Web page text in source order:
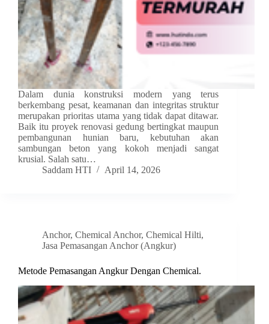
Dalam dunia konstruksi modern yang terus
berkembang pesat, keamanan dan integritas struktur
merupakan prioritas utama yang tidak dapat ditawar.
Baik itu proyek renovasi gedung bertingkat maupun
pembangunan hunian baru, kebutuhan akan
sambungan beton yang kokoh menjadi sangat
krusial. Salah satu…
Saddam HTI
April 14, 2026
Anchor, Chemical Anchor, Chemical Hilti,
Jasa Pemasangan Anchor (Angkur)
Metode Pemasangan Angkur Dengan Chemical.